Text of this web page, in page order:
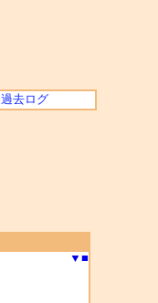
過去ログ
▼ ■